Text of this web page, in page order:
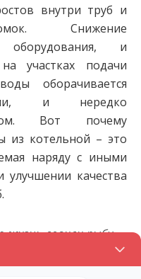
внутри труб и
Снижение
оборудования, и
участках подачи
оборачивается
и нередко
Вот почему
из котельной – это
наряду с иными
улучшении качества
жизнь ловили рыбу
вся куда-то из
все дело в воде,